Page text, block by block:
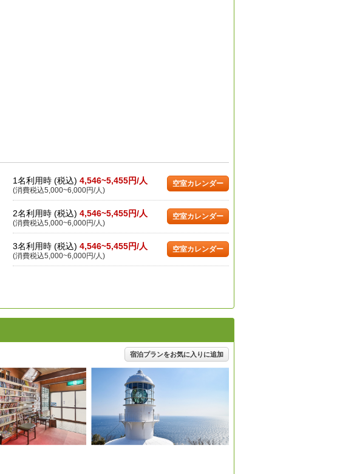
1名利用時 (税込) 4,546~5,455円/人
(消費税込5,000~6,000円/人)
空室カレンダー
2名利用時 (税込) 4,546~5,455円/人
(消費税込5,000~6,000円/人)
空室カレンダー
3名利用時 (税込) 4,546~5,455円/人
(消費税込5,000~6,000円/人)
空室カレンダー
宿泊プランをお気に入りに追加